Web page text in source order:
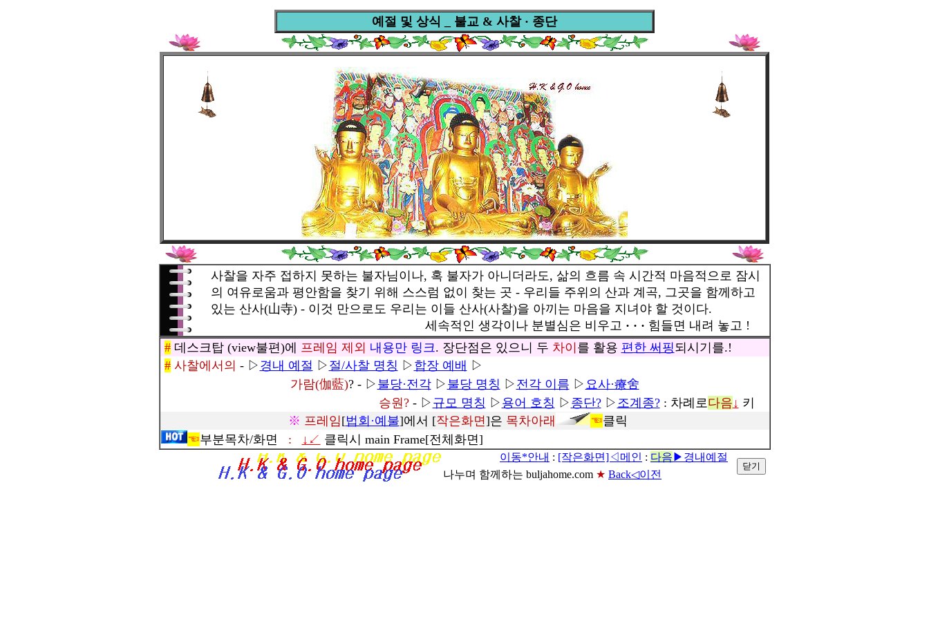
예절 및 상식 _ 불교 & 사찰 · 종단
사찰을 자주 접하지 못하는 불자님이나, 혹 불자가 아니더라도, 삶의 흐름 속 시간적 마음적으로 잠시
의 여유로움과 평안함을 찾기 위해 스스럼 없이 찾는 곳 - 우리들 주위의 산과 계곡, 그곳을 함께하고
있는 산사(山寺) - 이것 만으로도 우리는 이들 산사(사찰)을 아끼는 마음을 지녀야 할 것이다.
세속적인 생각이나 분별심은 비우고 · · · 힘들면 내려 놓고 !
#데스크탑 (view불편)에 프레임 제외 내용만 링크. 장단점은 있으니 두 차이 를 활용 편한 써핑되시기를.!
# 사찰에서의 - ▷ 경내 예절 ▷ 절/사찰 명칭 ▷ 합장 예배 ▷
가람(伽藍)? - ▷ 불당·전각▷ 불당 명칭 ▷ 전각 이름 ▷ 요사·療舍
승원? - ▷ 규모 명칭 ▷ 용어 호칭 ▷ 종단?▷ 조계종?: 차례로다음↓ 키
※ 프레임[법회·예불]에서 [작은화면]은 목차아래 ☜클릭
☜부분목차/화면 : ↓↙ 클릭시 main Frame[전체화면]
이동*안내 : [작은화면]◁메인 : 다음 ▶경내예절
나누며 함께하는 buljahome.com ★ Back◁이전